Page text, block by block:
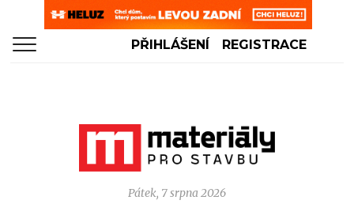
PŘIHLÁŠENÍ REGISTRACE
Pátek, 7 srpna 2026